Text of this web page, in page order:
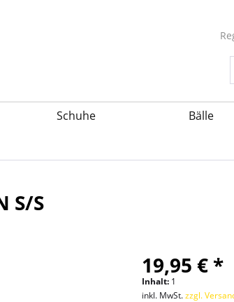
Schuhe Bälle
S/S
19,95 € *
Inhalt: 1
inkl. MwSt.zzgl.